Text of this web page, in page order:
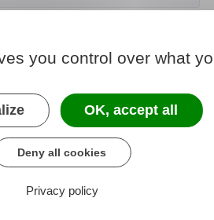
you control over what
OK, accept all
Deny all cookies
Privacy policy